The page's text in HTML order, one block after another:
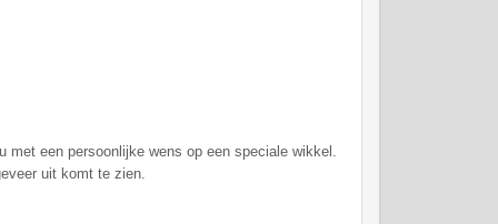
met een persoonlijke wens op een speciale wikkel.
uit komt te zien.